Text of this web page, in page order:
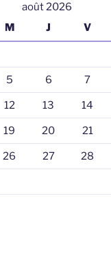
août 2026
M J V
5 6 7
12 13 14
19 20 21
26 27 28